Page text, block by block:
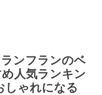
ンフランのベ
人気ランキン
ゃれになる